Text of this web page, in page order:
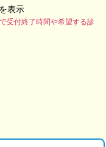
表示
受付終了時間や希望する診